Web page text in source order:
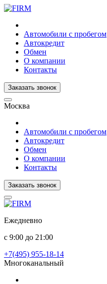
Автомобили с пробегом
Автокредит
Обмен
О компании
Контакты
Заказать звонок
Москва
Автомобили с пробегом
Автокредит
Обмен
О компании
Контакты
Заказать звонок
Ежедневно
с 9:00 до 21:00
+7(495) 955-18-14
Многоканальный